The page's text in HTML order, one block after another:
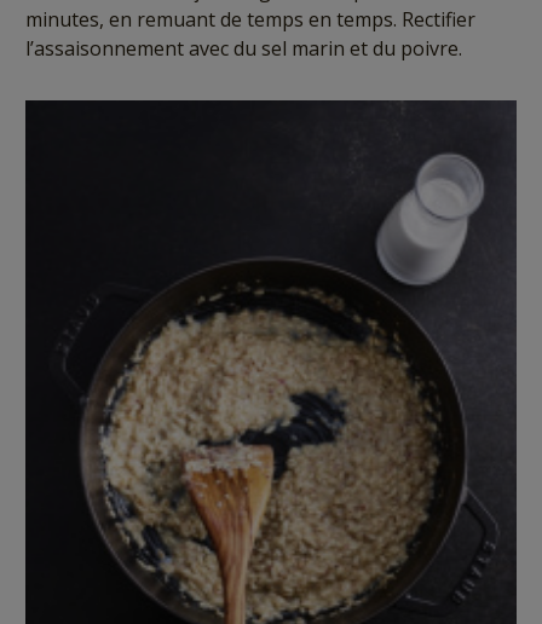
minutes, en remuant de temps en temps. Rectifier
l’assaisonnement avec du sel marin et du poivre.